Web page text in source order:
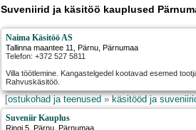
Suveniirid ja käsitöö kauplused
Naima Käsitöö AS
Tallinna maantee 11 Pärnu , Pärnumaa
Telefon: +372 527 5811
Villa töötlemine. Kangastelgedel kootavad esemed
Rahvuskäsitöö.
[ostukohad ja teenused»käsitööd ja
Suveniir Kauplus
Ringi 5 Pärnu , Pärnumaa